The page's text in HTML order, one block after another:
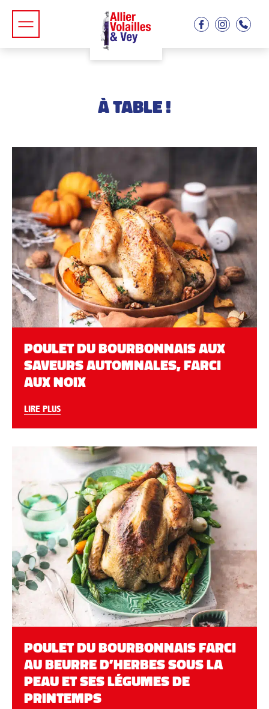
À TABLE !
POULET DU BOURBONNAIS AUX
SAVEURS AUTOMNALES, FARCI
AUX NOIX
LIRE PLUS
POULET DU BOURBONNAIS FARCI
AU BEURRE D’HERBES SOUS LA
PEAU ET SES LÉGUMES DE
PRINTEMPS